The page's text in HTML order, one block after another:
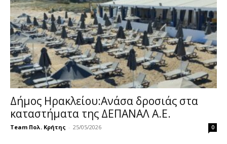
Δήμος Ηρακλείου:Ανάσα δροσιάς στα
καταστήματα της ΔΕΠΑΝΑΛ Α.Ε.
Team Πολ. Κρήτης - 25/05/2026 0